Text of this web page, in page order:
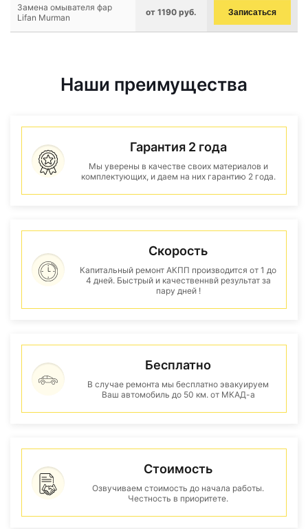
Замена омывателя фар
Lifan Murman
от 1190 руб. Записаться
Наши преимущества
Гарантия 2 года
Мы уверены в качестве своих материалов и
комплектующих, и даем на них гарантию 2 года.
Скорость
Капитальный ремонт АКПП производится от 1 до
4 дней. Быстрый и качественнвй результат за
пару дней !
Бесплатно
В случае ремонта мы бесплатно эвакуируем
Ваш автомобиль до 50 км. от МКАД-а
Стоимость
Озвучиваем стоимость до начала работы.
Честность в приоритете.